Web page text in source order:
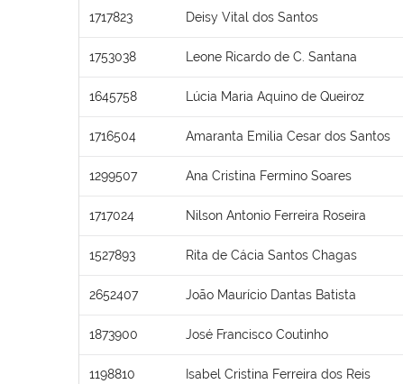
1717823 Deisy Vital dos Santos
1753038 Leone Ricardo de C. Santana
1645758 Lúcia Maria Aquino de Queiroz
1716504 Amaranta Emilia Cesar dos Santos
1299507 Ana Cristina Fermino Soares
1717024 Nilson Antonio Ferreira Roseira
1527893 Rita de Cácia Santos Chagas
2652407 João Maurício Dantas Batista
1873900 José Francisco Coutinho
1198810 Isabel Cristina Ferreira dos Reis